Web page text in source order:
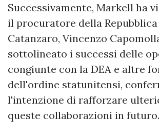
Successivamente, Markell ha
il procuratore della Repubblica
Catanzaro, Vincenzo
sottolineato i successi delle
congiunte con la DEA e altre
dell'ordine statunitensi,
l'intenzione di rafforzare
queste collaborazioni in futuro.